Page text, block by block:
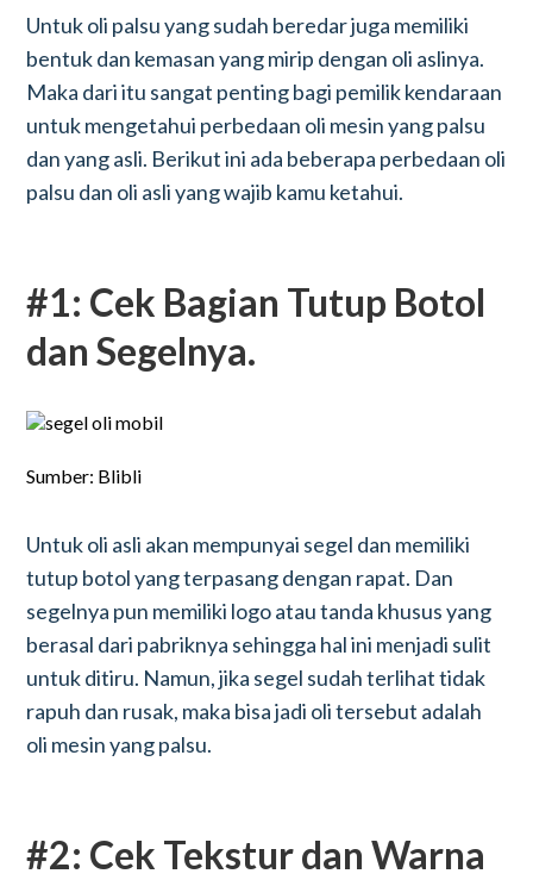
Untuk oli palsu yang sudah beredar juga memiliki
bentuk dan kemasan yang mirip dengan oli aslinya.
Maka dari itu sangat penting bagi pemilik kendaraan
untuk mengetahui perbedaan oli mesin yang palsu
dan yang asli. Berikut ini ada beberapa perbedaan oli
palsu dan oli asli yang wajib kamu ketahui.
#1: Cek Bagian Tutup Botol
dan Segelnya.
Sumber: Blibli
Untuk oli asli akan mempunyai segel dan memiliki
tutup botol yang terpasang dengan rapat. Dan
segelnya pun memiliki logo atau tanda khusus yang
berasal dari pabriknya sehingga hal ini menjadi sulit
untuk ditiru. Namun, jika segel sudah terlihat tidak
rapuh dan rusak, maka bisa jadi oli tersebut adalah
oli mesin yang palsu.
#2: Cek Tekstur dan Warna